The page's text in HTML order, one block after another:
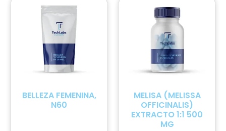
BELLEZA FEMENINA,
N60
MELISA (MELISSA
OFFICINALIS)
EXTRACTO 1:1 500
MG